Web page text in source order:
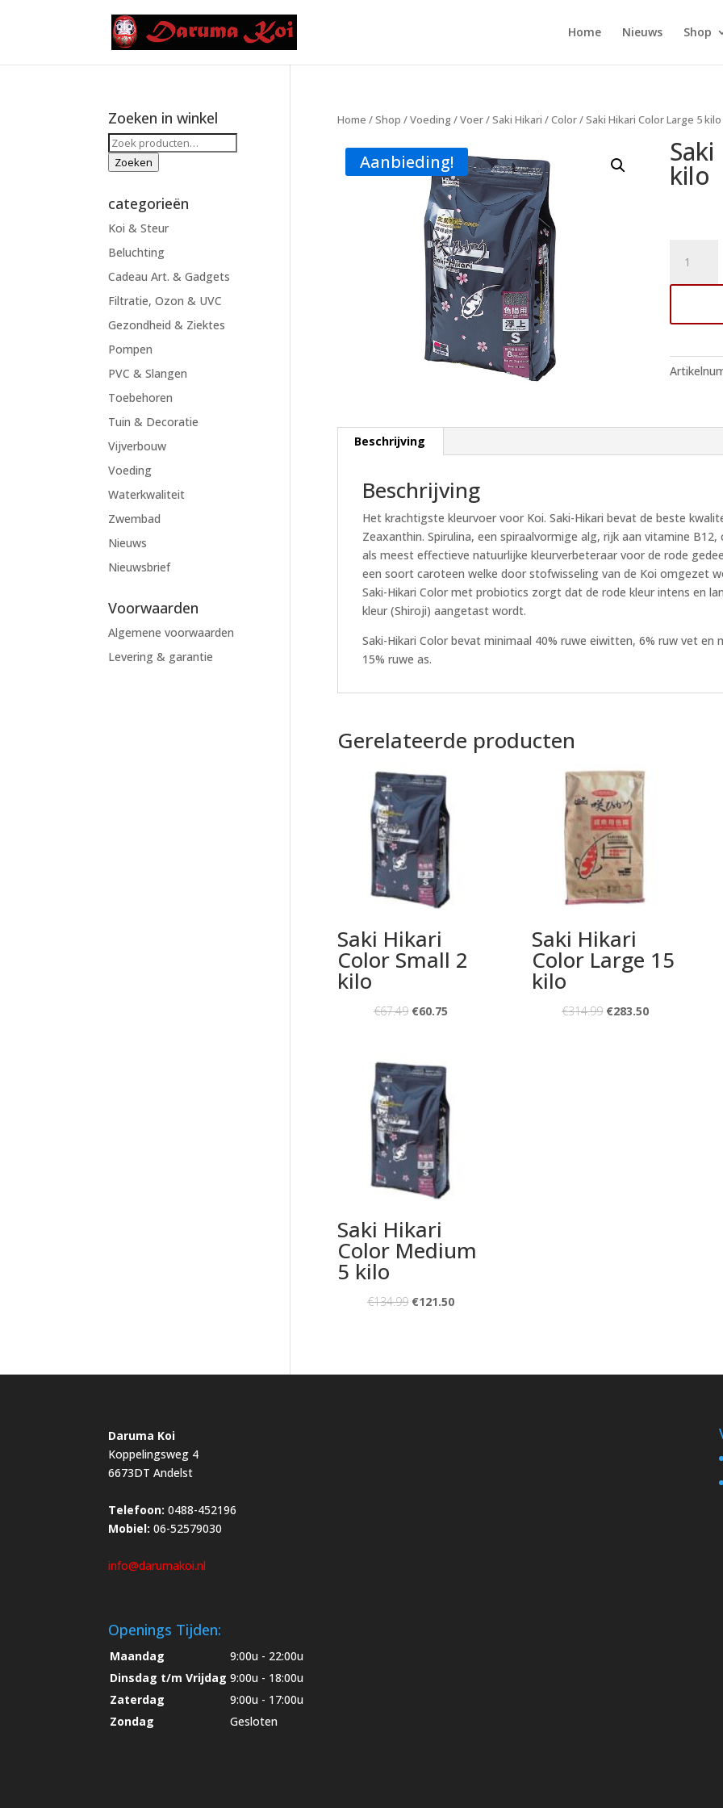
Home Nieuws Shop
Home /Shop /Voeding /Voer/Saki Hikari /Color/ Saki Hikari Color Large 5 kilo
Aanbieding! kilo
Hikari
Color
5
aantal
Beschrijving
Beschrijving
Het krachtigste kleurvoer voor Koi. Saki-Hikari bevat de beste
Zeaxanthin. Spirulina, een spiraalvormige alg, rijk aan vitamine
als meest effectieve natuurlijke kleurverbeteraar voor de rode
een soort caroteen welke door stofwisseling van de Koi omgezet
Saki-Hikari Color met probiotics zorgt dat de rode kleur intens en
kleur (Shiroji) aangetast wordt.
Saki-Hikari Color bevat minimaal 40% ruwe eiwitten, 6% ruw vet en
15% ruwe as.
Gerelateerde producten
Saki Hikari
Color Small 2
kilo
€67.49 €60.75
Saki Hikari
Color Large 15
kilo
€314.99 €283.50
Saki Hikari
Color Medium
5 kilo
€134.99 €121.50
Zoeken in winkel
Zoeken
naar:
Zoeken
categorieën
Koi & Steur
Beluchting
Cadeau Art. & Gadgets
Filtratie, Ozon & UVC
Gezondheid & Ziektes
Pompen
PVC & Slangen
Toebehoren
Tuin & Decoratie
Vijverbouw
Voeding
Waterkwaliteit
Zwembad
Nieuws
Nieuwsbrief
Voorwaarden
Algemene voorwaarden
Levering & garantie
Daruma Koi
Koppelingsweg 4
6673DT Andelst
Telefoon: 0488-452196
Mobiel: 06-52579030
info@darumakoi.nl
Openings Tijden:
Maandag
9:00u - 22:00u
Dinsdag t/m Vrijdag 9:00u - 18:00u
Zaterdag
9:00u - 17:00u
Zondag
Gesloten